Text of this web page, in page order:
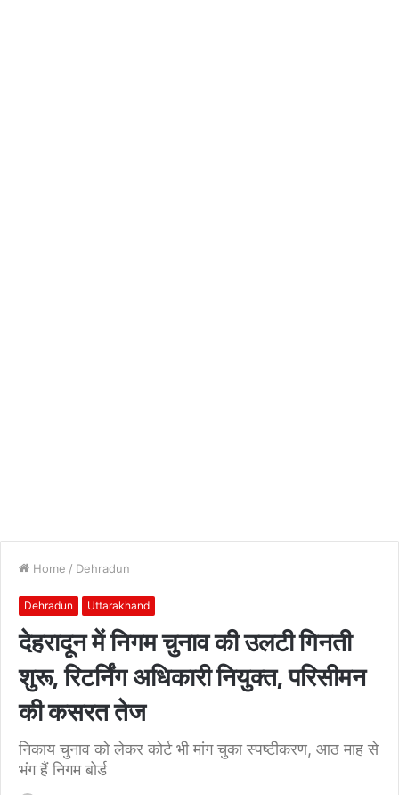
Home / Dehradun
Dehradun Uttarakhand
देहरादून में निगम चुनाव की उलटी गिनती
शुरू, रिटर्निंग अधिकारी नियुक्त, परिसीमन
की कसरत तेज
निकाय चुनाव को लेकर कोर्ट भी मांग चुका स्पष्टीकरण, आठ माह से
भंग हैं निगम बोर्ड